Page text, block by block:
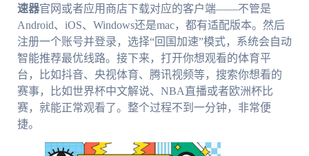
速器官网或者应用商店下载对应的客户端——不管是
Android、iOS、Windows还是mac，都有适配版本。然后
注册一个账号并登录，选择“回国加速”模式，系统会自动
智能推荐最优线路。接下来，打开你想观看的体育平
台，比如抖音、央视体育、腾讯视频等，搜索你想看的
赛事，比如世界杯中文解说、NBA直播或者欧洲杯比
赛，就能正常观看了。整个过程不到一分钟，非常便
捷。